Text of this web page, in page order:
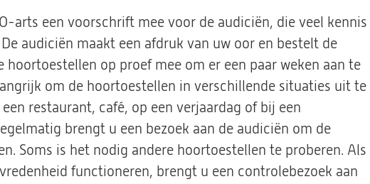
arts een voorschrift mee voor de audiciën, die veel kennis
audiciën maakt een afdruk van uw oor en bestelt de
hoortoestellen op proef mee om er een paar weken aan te
om de hoortoestellen in verschillende situaties uit te
restaurant, café, op een verjaardag of bij een
brengt u een bezoek aan de audiciën om de
Soms is het nodig andere hoortoestellen te proberen. Als
functioneren, brengt u een controlebezoek aan